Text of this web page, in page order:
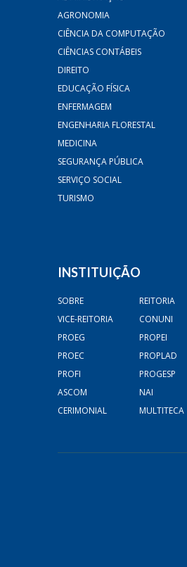
AGRONOMIA
CIÊNCIA DA COMPUTAÇÃO
CIÊNCIAS CONTÁBEIS
DIREITO
EDUCAÇÃO FÍSICA
ENFERMAGEM
ENGENHARIA FLORESTAL
MEDICINA
SEGURANÇA PÚBLICA
SERVIÇO SOCIAL
TURISMO
INSTITUIÇÃO
SOBRE
REITORIA
VICE-REITORIA
CONUNI
PROEG
PROPEI
PROEC
PROPLAD
PROFI
PROGESP
ASCOM
NAI
CERIMONIAL
MULTITECA